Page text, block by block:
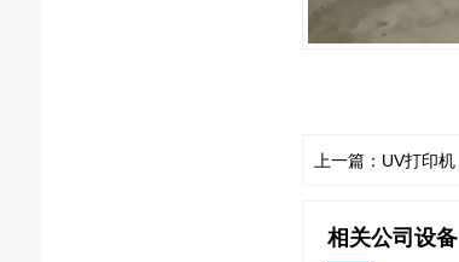
上一篇：UV打印机
相关公司设备